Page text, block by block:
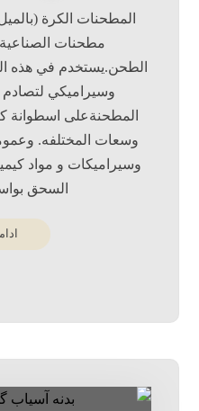
المطحنات الكرة
مطحنات
الطحن.يستخدم في هذه
وسيراميكي
المطحنةعلى اسطوانة
وسعات المختلفه.
وسيراميكات و مواد
السحق